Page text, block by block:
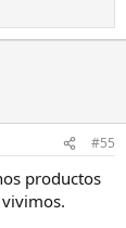
#55
productos